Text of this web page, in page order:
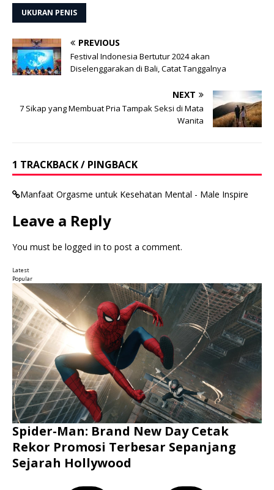
UKURAN PENIS
PREVIOUS
Festival Indonesia Bertutur 2024 akan
Diselenggarakan di Bali, Catat Tanggalnya
NEXT
7 Sikap yang Membuat Pria Tampak Seksi di Mata
Wanita
1 TRACKBACK / PINGBACK
Manfaat Orgasme untuk Kesehatan Mental - Male Inspire
Leave a Reply
You must be logged in to post a comment.
Latest
Popular
Spider-Man: Brand New Day Cetak
Rekor Promosi Terbesar Sepanjang
Sejarah Hollywood